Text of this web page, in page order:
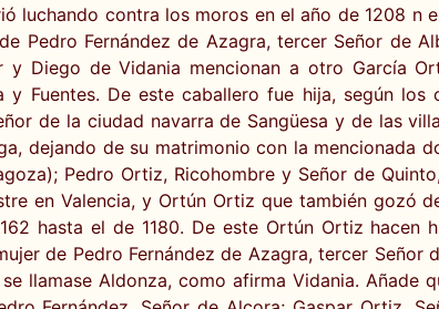
luchando contra los moros en el año de 1208 n
Pedro Fernández de Azagra, tercer Señor de
y Diego de Vidania mencionan a otro García
Fuentes. De este caballero fue hija, según
de la ciudad navarra de Sangüesa y de las
dejando de su matrimonio con la mencionada
Pedro Ortiz, Ricohombre y Señor de
en Valencia, y Ortún Ortiz que también gozó
hasta el de 1180. De este Ortún Ortiz
de Pedro Fernández de Azagra, tercer
llamase Aldonza, como afirma Vidania.